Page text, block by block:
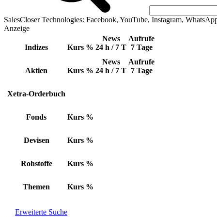
SalesCloser Technologies: Facebook, YouTube, Instagram,
Anzeige
Indizes Kurs %
News
24 h / 7 T
Aufrufe
7 Tage
Aktien Kurs %
News
24 h / 7 T
Aufrufe
7 Tage
Xetra-Orderbuch
Fonds Kurs %
Devisen Kurs %
Rohstoffe Kurs %
Themen Kurs %
Erweiterte Suche